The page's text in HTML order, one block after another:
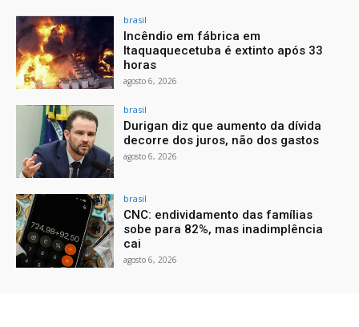
brasil
Incêndio em fábrica em
Itaquaquecetuba é extinto após 33
horas
agosto 6, 2026
brasil
Durigan diz que aumento da dívida
decorre dos juros, não dos gastos
agosto 6, 2026
brasil
CNC: endividamento das famílias
sobe para 82%, mas inadimplência
cai
agosto 6, 2026